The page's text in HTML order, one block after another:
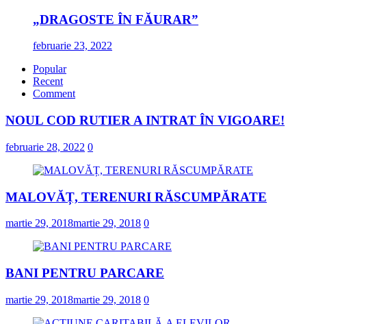
„DRAGOSTE ÎN FĂURAR”
februarie 23, 2022
Popular
Recent
Comment
NOUL COD RUTIER A INTRAT ÎN VIGOARE!
februarie 28, 2022 0
MALOVĂȚ, TERENURI RĂSCUMPĂRATE
martie 29, 2018martie 29, 2018 0
BANI PENTRU PARCARE
martie 29, 2018martie 29, 2018 0